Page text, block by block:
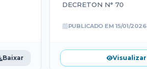
Baixar
DECRETON N° 70
PUBLICADO EM15/01/2026
Visualizar